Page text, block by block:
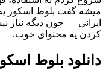
Reviewed
by
Ins2012
Nov
28Rating:
میشه گفت بلوط اسکور یه
ایرانی — چون دیگه نیاز
کردن یه محتوای خوب.
دانلود بلوط